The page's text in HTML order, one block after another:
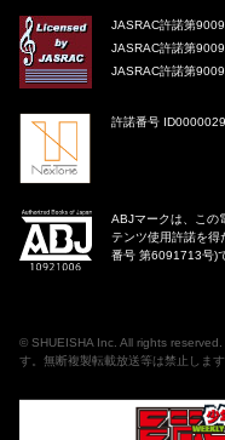
JASRAC許諾第
JASRAC許諾第
JASRAC許諾第
許諾番号
ABJマークは、この
テンツ使用許諾を得
番号 第6091713号)
© SHUEISHA Inc . All rights
す。無断複製転載放送等は禁止します